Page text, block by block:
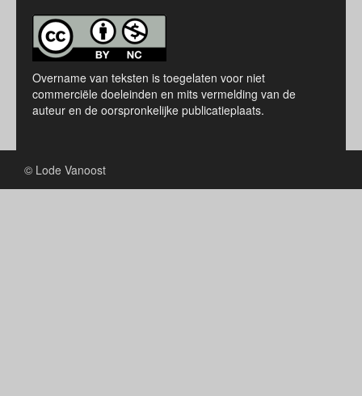
Overname van teksten is toegelaten voor niet
commerciële doeleinden en mits vermelding van de
auteur en de oorspronkelijke publicatieplaats.
© Lode Vanoost